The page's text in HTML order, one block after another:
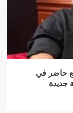
حاضر في
جديدة